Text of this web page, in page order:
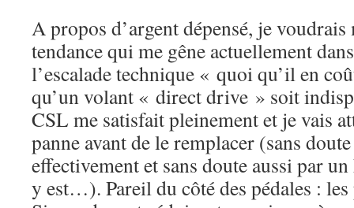
A propos d’argent dépensé, je
tendance qui me gêne actuellement
l’escalade technique « quoi qu’il en
qu’un volant « direct drive » soit
CSL me satisfait pleinement et je vais
panne avant de le remplacer (sans
effectivement et sans doute aussi par
y est…). Pareil du côté des pédales :